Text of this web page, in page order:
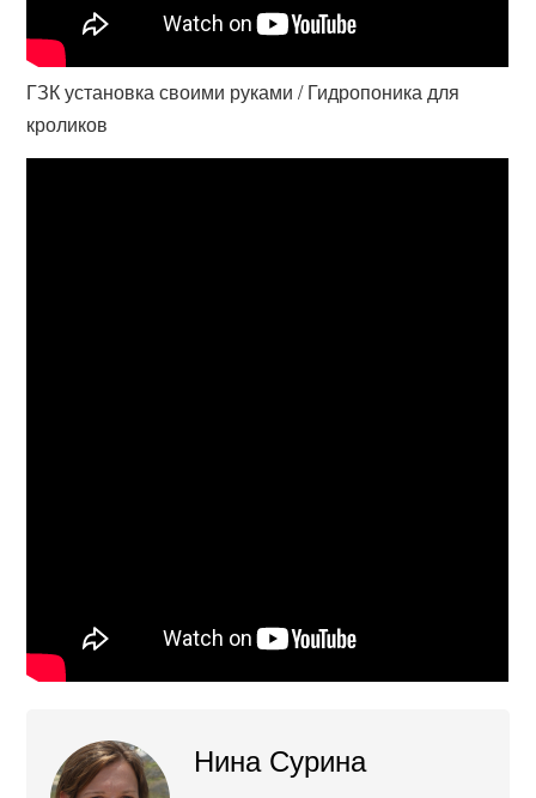
ГЗК установка своими руками / Гидропоника для
кроликов
Нина Сурина